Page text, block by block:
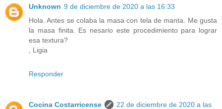
Unknown 9 de diciembre de 2020 a las 16:33
Hola. Antes se colaba la masa con tela de manta. Me gusta
la masa finita. Es nesario este procedimiento para lograr
esa textura?
, Ligia
Responder
Cocina Costarricense
22 de diciembre de 2020 a las